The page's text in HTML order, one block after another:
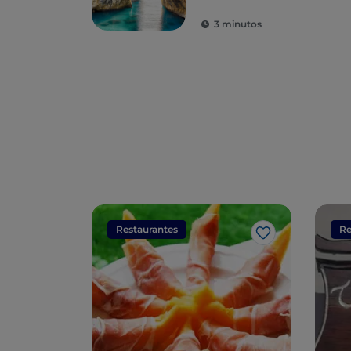
Eneas
3 minutos
Restaurantes
Me gusta